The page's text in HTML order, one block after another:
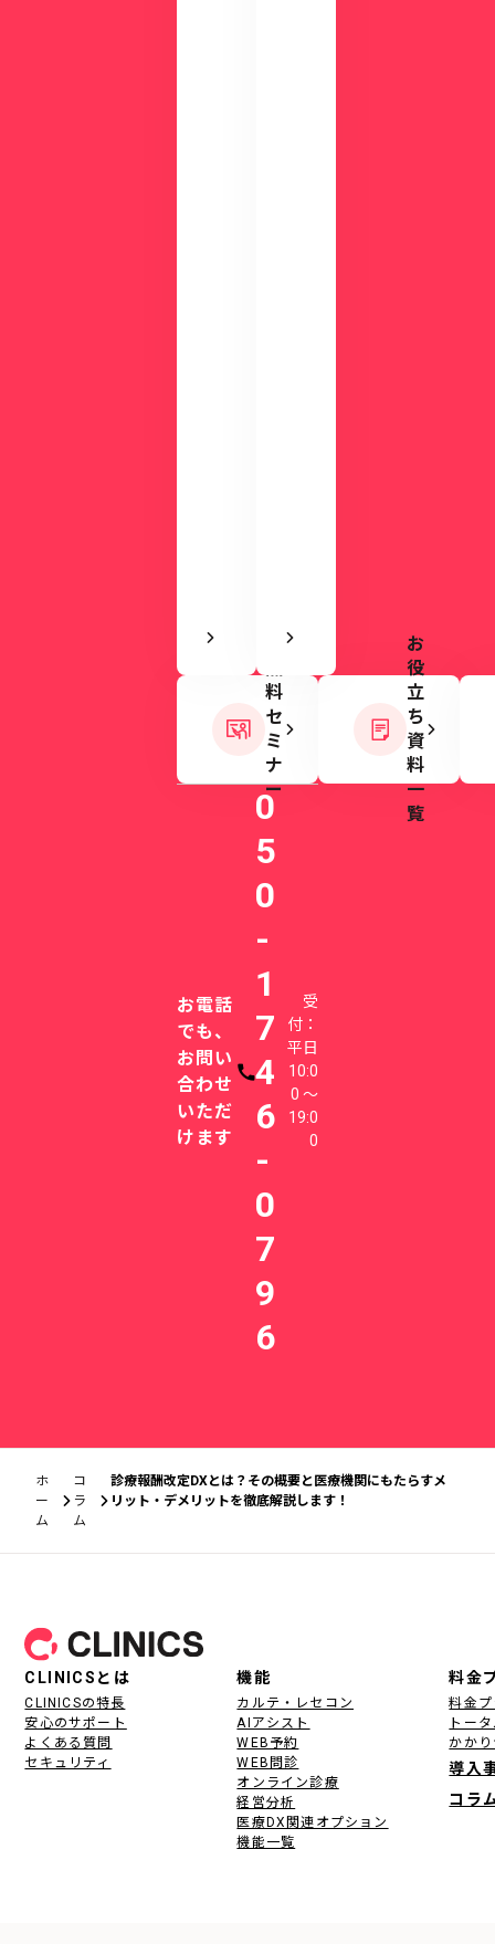
料
セ
ミ
ナ
ー
お
役
立
ち
資
料
一
覧
お電話
でも、
お問い
合わせ
いただ
けます
電話番号
0
5
0
-
1
7
4
6
-
0
7
9
6
受
付：
平日
10:0
0 〜
19:0
0
ホ
ー
ム
コ
ラ
ム
診療報酬改定DXとは？その概要と医療機関にもたらすメ
リット・デメリットを徹底解説します！
フッター
CLINICSとは
CLINICSの特長
安心のサポート
よくある質問
セキュリティ
機能
カルテ・レセコン
AIアシスト
WEB予約
WEB問診
オンライン診療
経営分析
医療DX関連オプション
機能一覧
料金
料金
トー
かか
導入
コラ